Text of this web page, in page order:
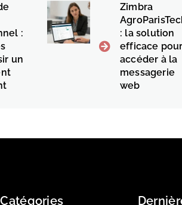
:
un
Zimbra
: la solution
efficace pour
accéder à la
messagerie
web